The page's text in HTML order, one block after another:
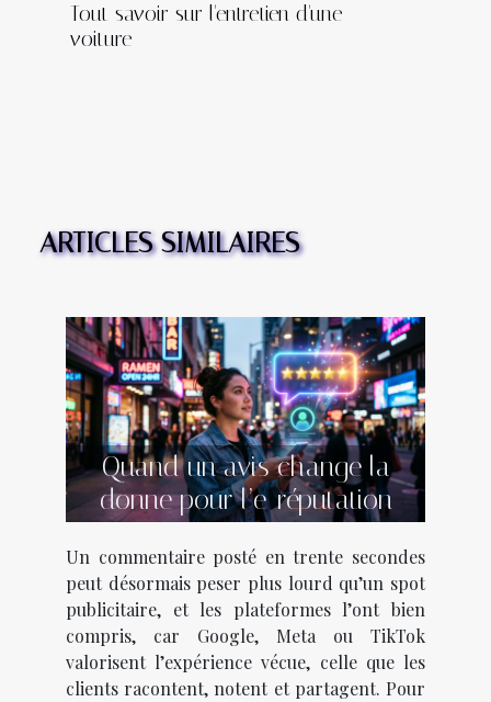
Tout savoir sur l'entretien d'une
voiture
ARTICLES SIMILAIRES
Quand un avis change la
donne pour l’e-réputation
Un commentaire posté en trente secondes
peut désormais peser plus lourd qu’un spot
publicitaire, et les plateformes l’ont bien
compris, car Google, Meta ou TikTok
valorisent l’expérience vécue, celle que les
clients racontent, notent et partagent. Pour